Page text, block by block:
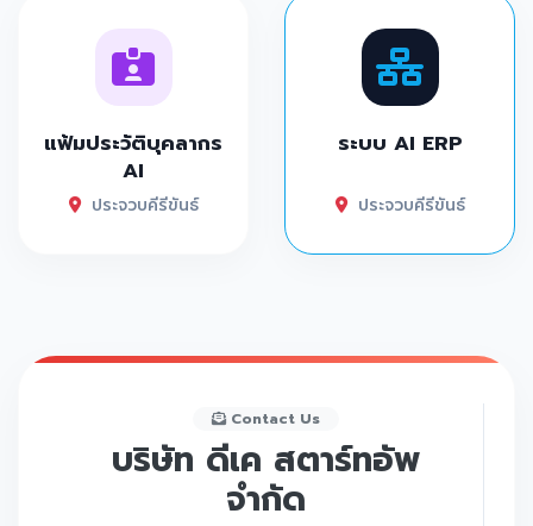
แฟ้มประวัติบุคลากร
AI
ประจวบคีรีขันธ์
ระบบ AI ERP
ประจวบคีรีขันธ์
Contact Us
บริษัท ดีเค สตาร์ทอัพ
จำกัด